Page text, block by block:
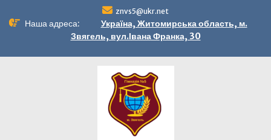
до
znvs5@ukr.net
Наша адреса:
Україна, Житомирська область, м.
Звягель, вул.Івана Франка, 30